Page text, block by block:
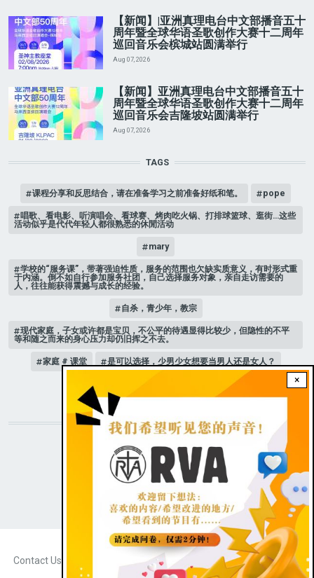
×
【新闻】|亚洲真理电台中文部播音五十
周年暨全球华语圣歌创作大赛十二周年
巡回音乐会槟城站圆满举行
Aug 07, 2026
【新闻】亚洲真理电台中文部播音五十
周年暨全球华语圣歌创作大赛十二周年
巡回音乐会吉隆坡站圆满举行
Aug 07, 2026
TAGS
课程分享和反思结合，请在准备学习之前准备好纸和笔。 pope
唱歌、看电影、听演唱会、看球赛、烤肉吃火锅、打排球篮球、逛街…这些
活动似乎是代代年轻人都很熟悉的休閒活动
mary
学校的“服务课”，带著强迫性质，服务的范围也欠缺实质意义，有时形式重
于内涵。倒不如自行参加服务社团，自己选择服务对象，亲自走访需要的
人，往往能获得震撼与成长的经验。
自杀，青少年，教宗
现代家庭，子女或许都是宝贝，不公平的待遇显得比较少，但隐性的不平
等和随之而来的身心压力却仍旧挥之不去。
家庭 # 课堂 是可以选择，少男少女想要当男人还是女人？
STAY CONNECTED WITH US!
Contact Us
Dark theme